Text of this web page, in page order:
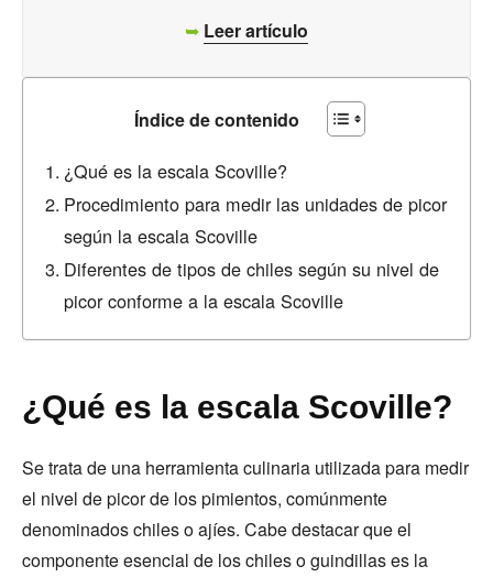
➥ Leer artículo
Índice de contenido
¿Qué es la escala Scoville?
Procedimiento para medir las unidades de picor
según la escala Scoville
Diferentes de tipos de chiles según su nivel de
picor conforme a la escala Scoville
¿Qué es la escala Scoville?
Se trata de una herramienta culinaria utilizada para medir
el nivel de picor de los pimientos, comúnmente
denominados chiles o ajíes. Cabe destacar que el
componente esencial de los chiles o guindillas es la